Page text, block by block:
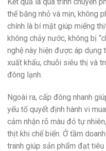
thể băng nhỏ và mịn, không
chính là bí mật giúp miếng
không chảy nước, không bị
nghệ này hiện được áp dụng
xuất khẩu, chuỗi siêu thị và
đông lạnh.
Ngoài ra, cấp đông nhanh
yếu tố quyết định hành vi
cảm nhận rõ màu đỏ tự
thịt khi chế biến. Ở tầm
tranh giúp sản phẩm đạt tiêu